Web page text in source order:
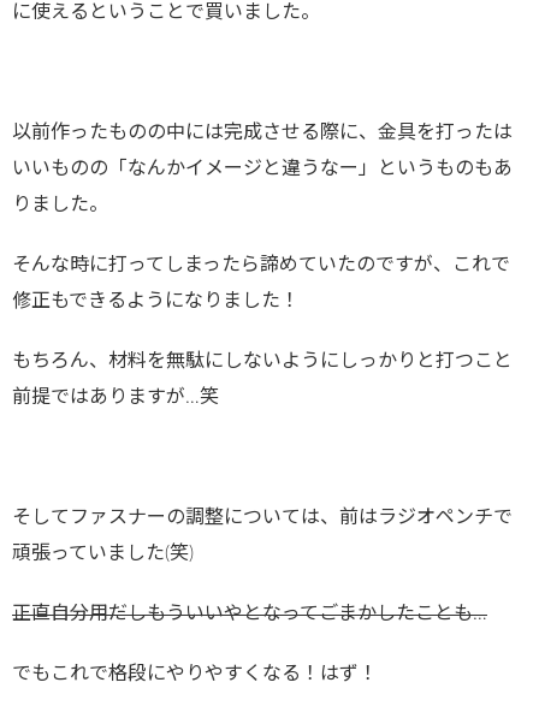
に使えるということで買いました。
以前作ったものの中には完成させる際に、金具を打ったは
いいものの「なんかイメージと違うなー」というものもあ
りました。
そんな時に打ってしまったら諦めていたのですが、これで
修正もできるようになりました！
もちろん、材料を無駄にしないようにしっかりと打つこと
前提ではありますが…笑
そしてファスナーの調整については、前はラジオペンチで
頑張っていました(笑)
正直自分用だしもういいやとなってごまかしたことも…
でもこれで格段にやりやすくなる！はず！